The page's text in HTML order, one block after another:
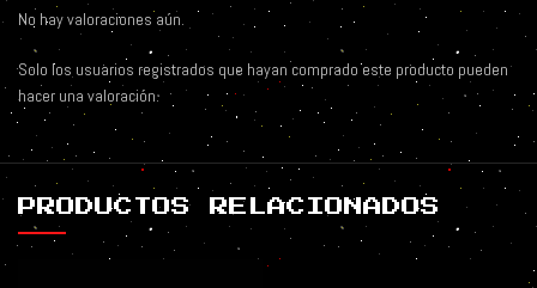
No hay valoraciones aún.
Solo los usuarios registrados que hayan comprado este producto pueden
hacer una valoración.
PRODUCTOS RELACIONADOS